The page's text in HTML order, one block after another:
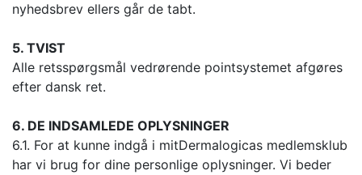
nyhedsbrev ellers går de tabt.
5. TVIST
Alle retsspørgsmål vedrørende pointsystemet afgøres
efter dansk ret.
6. DE INDSAMLEDE OPLYSNINGER
6.1. For at kunne indgå i mitDermalogicas medlemsklub
har vi brug for dine personlige oplysninger. Vi beder